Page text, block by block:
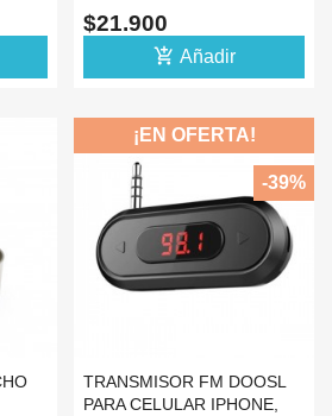
CABLE 10CM
$21.900
add_shopping_cart Añadir
TRANSMISOR FM DOOSL
PARA CELULAR IPHONE,
¡EN OFERTA!
-39%